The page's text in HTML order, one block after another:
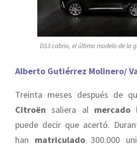
DS3 cabrio, el último modelo de la
Alberto Gutiérrez Molinero/
Treinta meses después de
Citroën saliera al mercado
puede decir que acertó.
han matriculado300.000